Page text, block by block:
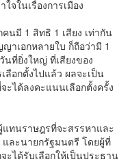
จในเรื่องการเมือง
นมี 1 สิทธิ 1 เสียง เท่ากัน
าเอกหลายใบ ก็ถือว่ามี 1
นที่ยิ่งใหญ่ ที่เสียงของ
ลือกตั้งไปแล้ว ผลจะเป็น
ะได้ลงคะแนนเลือกตั้งครั้ง
ทนราษฎรที่จะสรรหาและ
ละนายกรัฐมนตรี โดยผู้ที่
ะได้รับเลือกให้เป็นประธาน